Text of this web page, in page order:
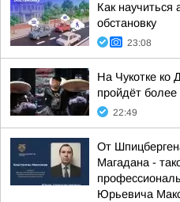
Как
обстановку
23:08
На Чукотке ко
пройдёт
22:49
От
Магадана -
Юрьевича